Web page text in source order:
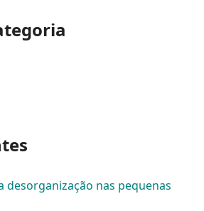
desorganização nas pequenas